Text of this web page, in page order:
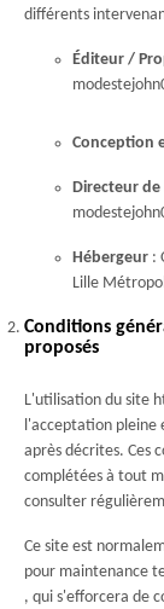
différents
Éditeur /
Conception
Directeur
Hébergeur :
Lille
Conditions
proposés
L'utilisation du site
l'acceptation pleine
après décrites. Ces
complétées à tout
consulter
Ce site est
pour maintenance
, qui s'efforcera de